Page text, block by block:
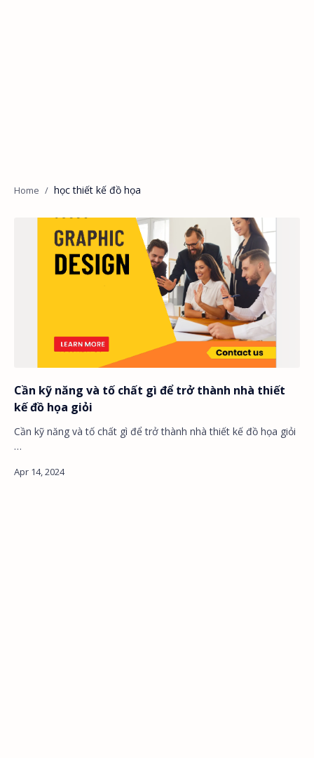
học thiết kế đồ họa
Cần kỹ năng và tố chất gì để trở thành nhà thiết
kế đồ họa giỏi
Cần kỹ năng và tố chất gì để trở thành nhà thiết kế đồ họa giỏi
…